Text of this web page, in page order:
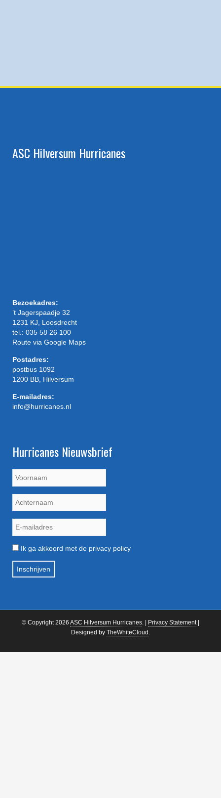
ASC Hilversum Hurricanes
Bezoekadres:
’t Jagerspaadje 32
1231 KJ, Loosdrecht
tel.: 035 58 26 100
Route via Google Maps
Postadres:
postbus 1092
1200 BB, Hilversum
E-mailadres:
info@hurricanes.nl
Hurricanes Nieuwsbrief
Ik ga akkoord met de privacy policy
© Copyright 2026 ASC Hilversum Hurricanes . | Privacy Statement |
Designed by TheWhiteCloud